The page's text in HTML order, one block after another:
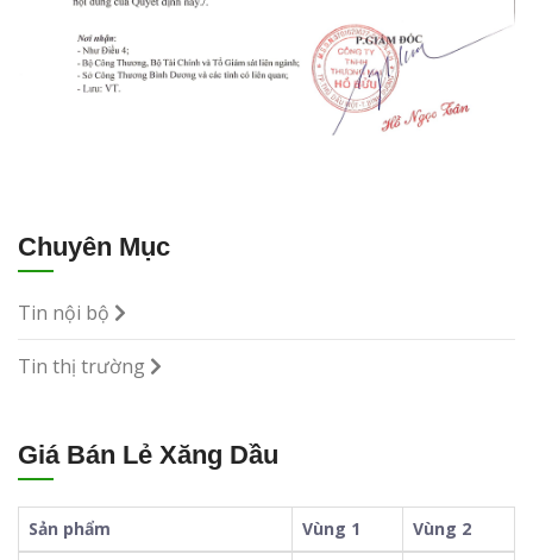
Chuyên Mục
Tin nội bộ
Tin thị trường
Giá Bán Lẻ Xăng Dầu
Sản phẩm Vùng 1
Vùng 2